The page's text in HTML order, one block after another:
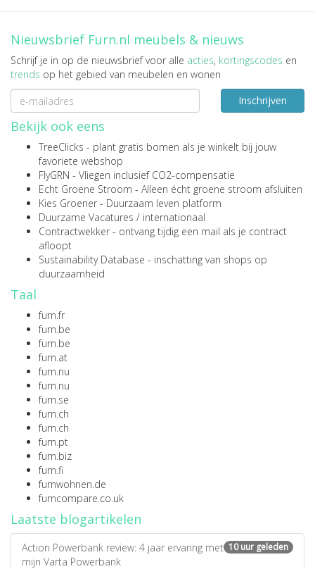
Nieuwsbrief Furn.nl meubels & nieuws
Schrijf je in op de nieuwsbrief voor alle acties, kortingscodes en
trends op het gebied van meubelen en wonen
Inschrijven
Bekijk ook eens
TreeClicks - plant gratis bomen als je winkelt bij jouw
favoriete webshop
FlyGRN - Vliegen inclusief CO2-compensatie
Echt Groene Stroom - Alleen écht groene stroom afsluiten
Kies Groener - Duurzaam leven platform
Duurzame Vacatures / internationaal
Contractwekker - ontvang tijdig een mail als je contract
afloopt
Sustainability Database - inschatting van shops op
duurzaamheid
Taal
furn.fr
furn.be
furn.be
furn.at
furn.nu
furn.nu
furn.se
furn.ch
furn.ch
furn.pt
furn.biz
furn.fi
furnwohnen.de
furncompare.co.uk
Laatste blogartikelen
10 uur geleden
Action Powerbank review: 4 jaar ervaring met
mijn Varta Powerbank